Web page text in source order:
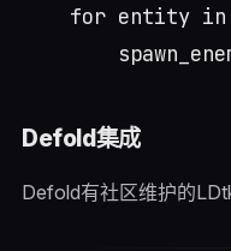
for entity
Defold集成
Defold有社区维护的